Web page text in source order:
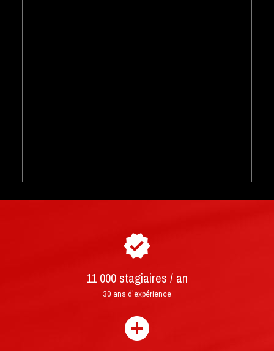
Une prestation pensée pour ceux qui ne peuvent pas
ou ne veulent pas prendre le volant,les débutants les
11 000 stagiaires / an
30 ans d'expérience